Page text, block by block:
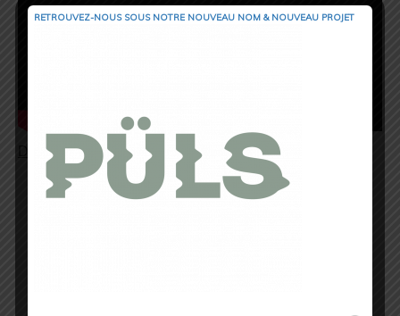
Détails technique:
Leur prix 140€
Drop 10 mm
RETROUVEZ-NOUS SOUS NOTRE NOUVEAU NOM & NOUVEAU PROJET